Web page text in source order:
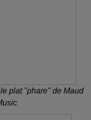
plat "phare" de Maud